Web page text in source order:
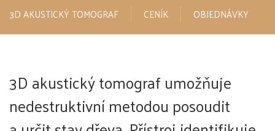
3D AKUSTICKÝ TOMOGRAF CENÍK OBJEDNÁVKY
3D akustický tomograf umožňuje
nedestruktivní metodou posoudit